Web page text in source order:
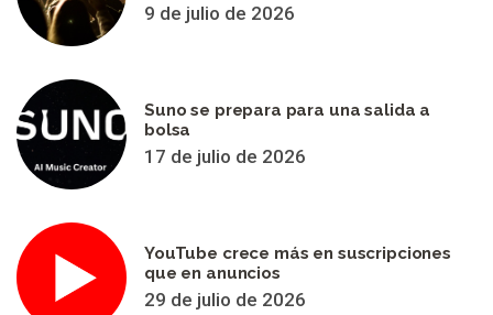
9 de julio de 2026
Suno se prepara para una salida a
bolsa
17 de julio de 2026
YouTube crece más en suscripciones
que en anuncios
29 de julio de 2026